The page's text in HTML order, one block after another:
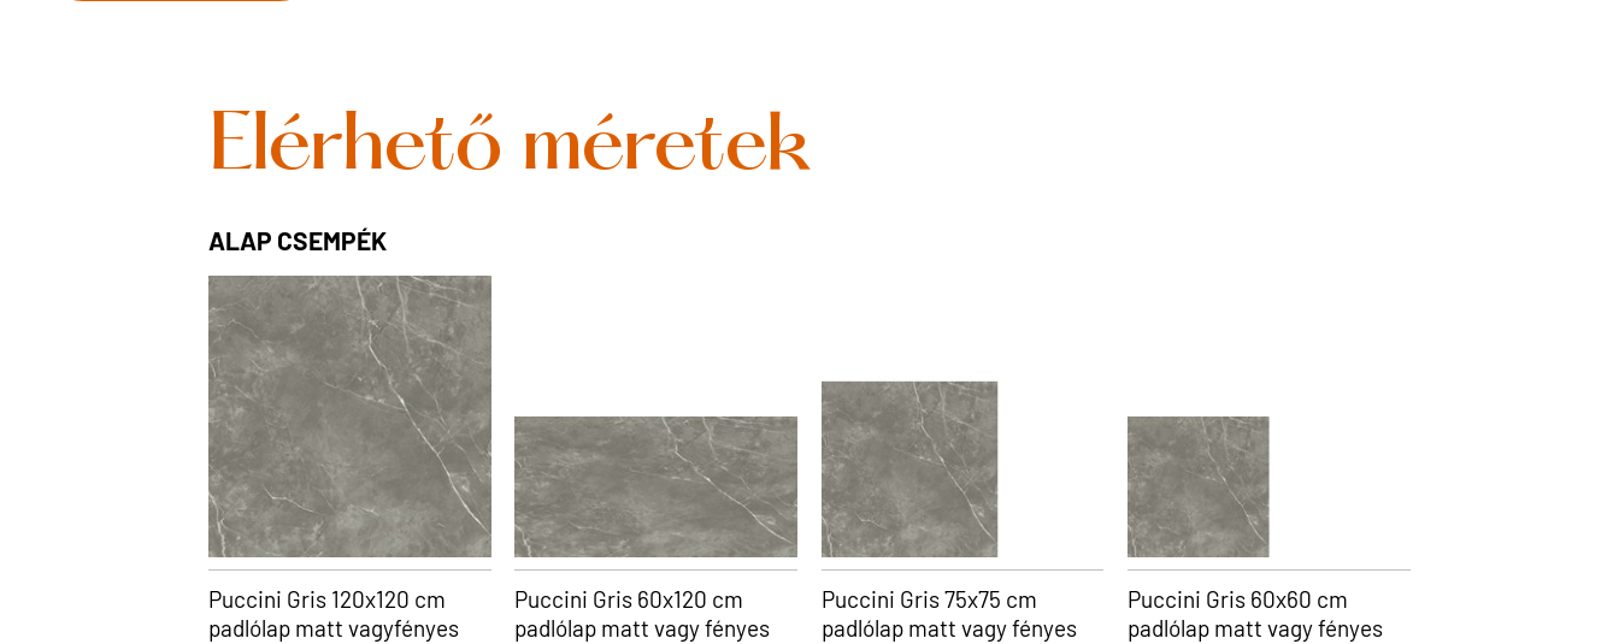
Elérhető méretek
ALAP CSEMPÉK
Puccini Gris 120x120 cm
padlólap matt vagyfényes
Puccini Gris 60x120 cm
padlólap matt vagy fényes
Puccini Gris 75x75 cm
padlólap matt vagy fényes
Puccini Gris 60x60 cm
padlólap matt vagy fényes